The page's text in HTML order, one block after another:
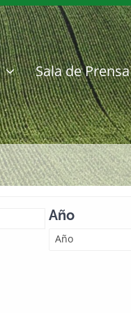
Sala de Prensa
Año
Año